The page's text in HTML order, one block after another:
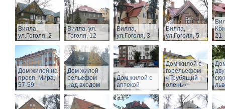
Вилла,
ул.Гоголя, 2
Вилла, ул.
Гоголя, 12
Вилла,
ул.Гоголя, 3
Вилла,
ул.Гоголя, 5
21
Дом жилой на
просп. Мира,
57-59
Дом жилой
рельефом
над входом
Дом жилой с
аптекой
Дом жилой с
горельефом
«Трубящий
олень»